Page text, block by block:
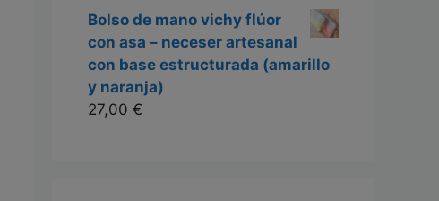
Bolso de mano vichy flúor
con asa – neceser artesanal
con base estructurada (amarillo
y naranja)
27,00 €